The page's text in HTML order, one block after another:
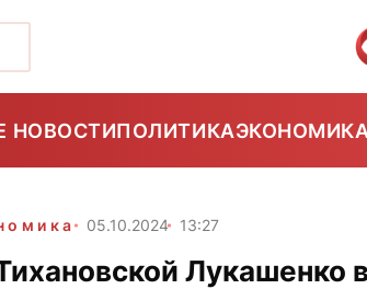
НОВОСТИПОЛИТИКАЭКОНОМИКА
05.10.2024 13:27
Лукашенко